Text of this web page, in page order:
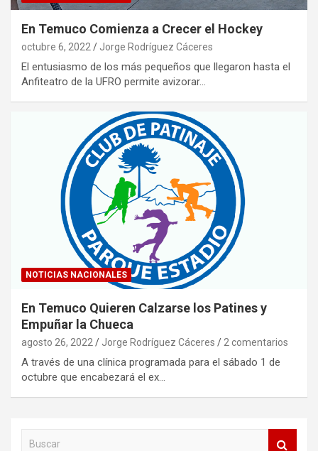
En Temuco Comienza a Crecer el Hockey
octubre 6, 2022 Jorge Rodríguez Cáceres
El entusiasmo de los más pequeños que llegaron hasta el
Anfiteatro de la UFRO permite avizorar…
NOTICIAS NACIONALES
En Temuco Quieren Calzarse los Patines y
Empuñar la Chueca
agosto 26, 2022 Jorge Rodríguez Cáceres 2 comentarios
A través de una clínica programada para el sábado 1 de
octubre que encabezará el ex…